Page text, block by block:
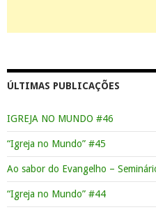
ÚLTIMAS PUBLICAÇÕES
IGREJA NO MUNDO #46
“Igreja no Mundo” #45
Ao sabor do Evangelho –
“Igreja no Mundo” #44